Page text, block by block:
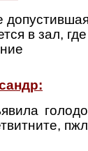
в зал,